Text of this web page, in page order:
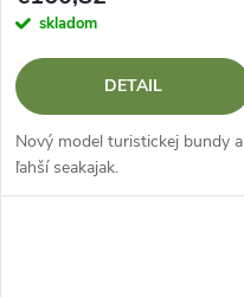
skladom
DETAIL
Nový model turistickej bundy a
ľahší seakajak.